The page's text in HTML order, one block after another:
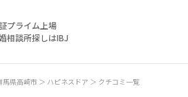
プライム上場
相談所探しはIBJ
馬県高崎市 ハピネスドア クチコミ一覧